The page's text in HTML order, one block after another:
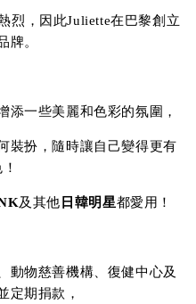
烈，因此Juliette在巴黎創立
牌。
添一些美麗和色彩的氛圍，
裝扮，隨時讓自己變得更有
及其他 日韓明星都愛用！
動物慈善機構、復健中心及
定期捐款，